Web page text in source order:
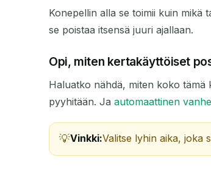
Konepellin alla se toimii kuin mikä
se poistaa itsensä juuri ajallaan.
Opi, miten kertakäyttöiset
Haluatko nähdä, miten koko tämä
pyyhitään. Ja automaattinen
Vinkki:Valitse lyhin aika, joka